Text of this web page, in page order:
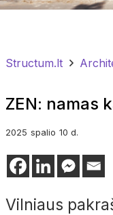
Structum.lt
ZEN: namas
2025 spalio 10 d.
Vilniaus